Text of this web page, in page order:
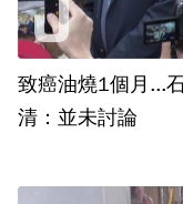
致癌油燒1個月...石崇
清：並未討論